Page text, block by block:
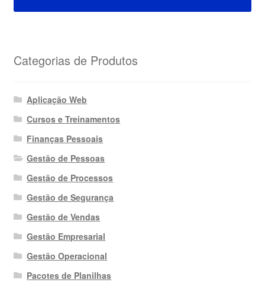
Categorias de Produtos
Aplicação Web
Cursos e Treinamentos
Finanças Pessoais
Gestão de Pessoas
Gestão de Processos
Gestão de Segurança
Gestão de Vendas
Gestão Empresarial
Gestão Operacional
Pacotes de Planilhas